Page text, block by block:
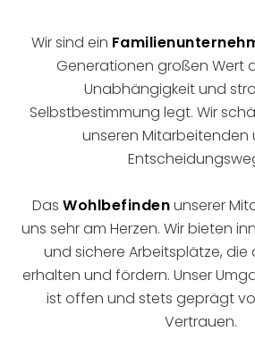
Wir sind ein
Generationen großen Wert
Unabhängigkeit und
Selbstbestimmung legt. Wir
unseren Mitarbeitenden
Das Wohlbefindenunserer
uns sehr am Herzen. Wir bieten
und sichere Arbeitsplätze, die
erhalten und fördern. Unser
ist offen und stets geprägt
Vertrauen.